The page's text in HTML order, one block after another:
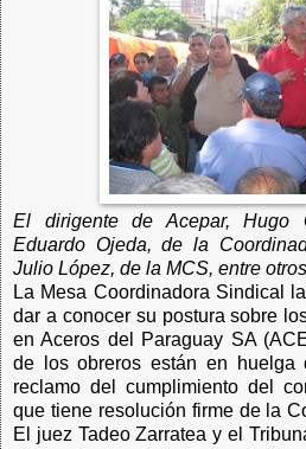
El dirigente de Acepar, Hugo
Eduardo Ojeda, de la
Julio López, de la MCS, entre
La Mesa Coordinadora Sindical
dar a conocer su postura sobre
en Aceros del Paraguay SA
de los obreros están en
reclamo del cumplimiento del
que tiene resolución firme de la
El juez Tadeo Zarratea y el